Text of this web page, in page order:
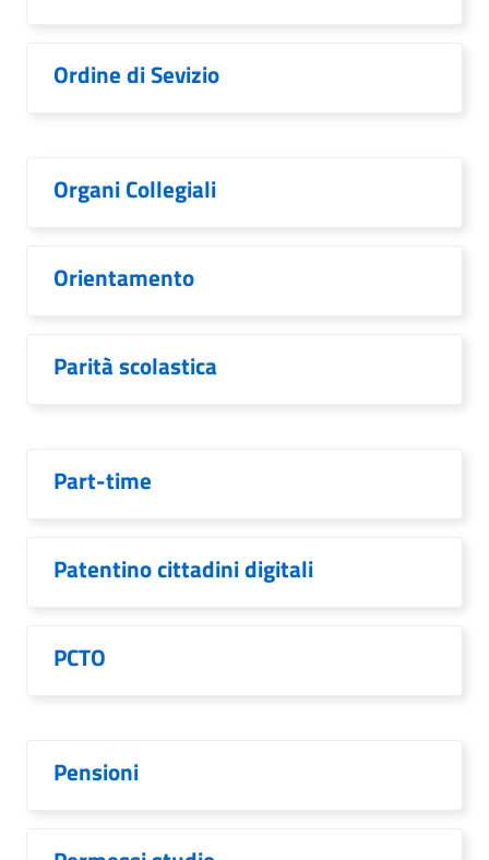
Ordine di Sevizio
Organi Collegiali
Orientamento
Parità scolastica
Part-time
Patentino cittadini digitali
PCTO
Pensioni